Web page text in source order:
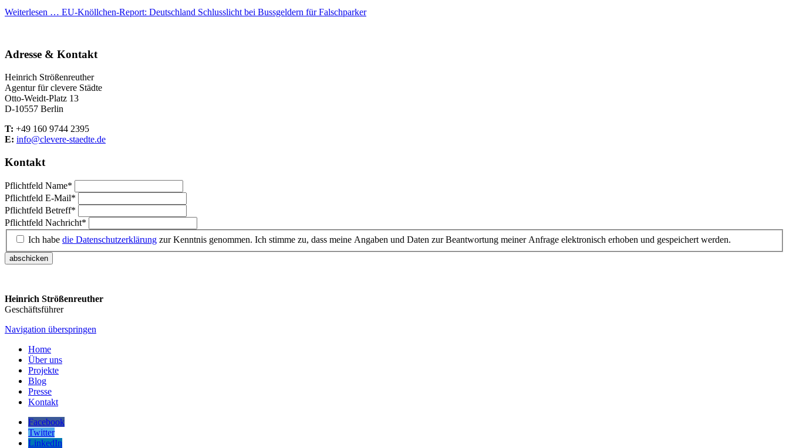
Weiterlesen … EU-Knöllchen-Report: Deutschland Schlusslicht bei Bussgeldern für Falschparker
Adresse & Kontakt
Heinrich Strößenreuther
Agentur für clevere Städte
Otto-Weidt-Platz 13
D-10557 Berlin
T: +49 160 9744 2395
E: info@clevere-staedte.de
Kontakt
Pflichtfeld Name*
Pflichtfeld E-Mail*
Pflichtfeld Betreff*
Pflichtfeld Nachricht*
Ich habe die Datenschutzerklärung zur Kenntnis genommen. Ich stimme zu, dass meine Angaben und Daten zur Beantwortung meiner Anfrage elektronisch erhoben und gespeichert werden.
abschicken
Heinrich Strößenreuther
Geschäftsführer
Navigation überspringen
Home
Über uns
Projekte
Blog
Presse
Kontakt
Facebook
Twitter
LinkedIn